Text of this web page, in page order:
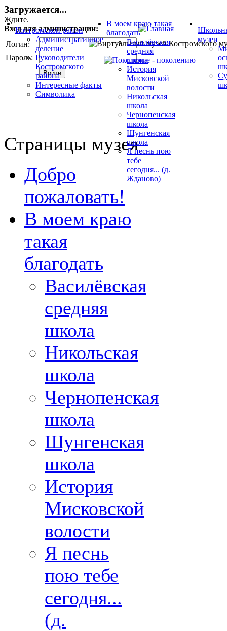
Загружается...
Ждите.
Вход для администрации:
Логин:
Пароль:
Костромской район
Административное
деление
Руководители
Костромского
района
Интересные факты
Символика
В моем краю такая
благодать
Василёвская
средняя
школа
История
Мисковской
волости
Никольская
школа
Чернопенская
школа
Шунгенская
школа
Я песнь пою
тебе
сегодня... (д.
Жданово)
музеи
Страницы музея
Добро
пожаловать!
В моем краю
такая
благодать
Василёвская
средняя
школа
Никольская
школа
Чернопенская
школа
Шунгенская
школа
История
Мисковской
волости
Я песнь
пою тебе
сегодня...
(д.